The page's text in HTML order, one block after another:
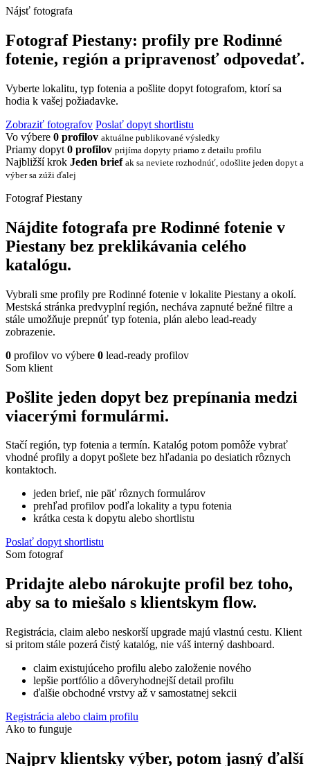
Nájsť fotografa
Fotograf Piestany: profily pre Rodinné
fotenie, región a pripravenosť odpovedať.
Vyberte lokalitu, typ fotenia a pošlite dopyt fotografom, ktorí sa
hodia k vašej požiadavke.
Zobraziť fotografov Poslať dopyt shortlistu
Vo výbere 0 profilov aktuálne publikované výsledky
Priamy dopyt 0 profilov prijíma dopyty priamo z detailu profilu
Najbližší krok Jeden brief ak sa neviete rozhodnúť, odošlite jeden dopyt a
výber sa zúži ďalej
Fotograf Piestany
Nájdite fotografa pre Rodinné fotenie v
Piestany bez preklikávania celého
katalógu.
Vybrali sme profily pre Rodinné fotenie v lokalite Piestany a okolí.
Mestská stránka predvyplní región, necháva zapnuté bežné filtre a
stále umožňuje prepnúť typ fotenia, plán alebo lead-ready
zobrazenie.
0 profilov vo výbere 0 lead-ready profilov
Som klient
Pošlite jeden dopyt bez prepínania medzi
viacerými formulármi.
Stačí región, typ fotenia a termín. Katalóg potom pomôže vybrať
vhodné profily a dopyt pošlete bez hľadania po desiatich rôznych
kontaktoch.
jeden brief, nie päť rôznych formulárov
prehľad profilov podľa lokality a typu fotenia
krátka cesta k dopytu alebo shortlistu
Poslať dopyt shortlistu
Som fotograf
Pridajte alebo nárokujte profil bez toho,
aby sa to miešalo s klientskym flow.
Registrácia, claim alebo neskorší upgrade majú vlastnú cestu. Klient
si pritom stále pozerá čistý katalóg, nie váš interný dashboard.
claim existujúceho profilu alebo založenie nového
lepšie portfólio a dôveryhodnejší detail profilu
ďalšie obchodné vrstvy až v samostatnej sekcii
Registrácia alebo claim profilu
Ako to funguje
Najprv klientsky výber, potom jasný ďalší